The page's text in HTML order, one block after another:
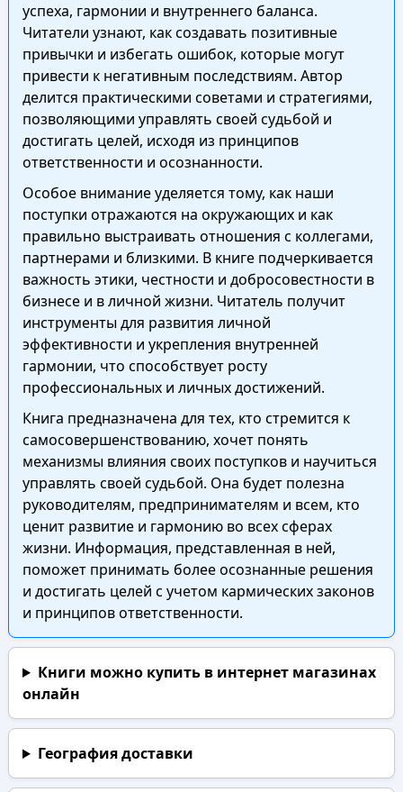
успеха, гармонии и внутреннего баланса.
Читатели узнают, как создавать позитивные
привычки и избегать ошибок, которые могут
привести к негативным последствиям. Автор
делится практическими советами и стратегиями,
позволяющими управлять своей судьбой и
достигать целей, исходя из принципов
ответственности и осознанности.
Особое внимание уделяется тому, как наши
поступки отражаются на окружающих и как
правильно выстраивать отношения с коллегами,
партнерами и близкими. В книге подчеркивается
важность этики, честности и добросовестности в
бизнесе и в личной жизни. Читатель получит
инструменты для развития личной
эффективности и укрепления внутренней
гармонии, что способствует росту
профессиональных и личных достижений.
Книга предназначена для тех, кто стремится к
самосовершенствованию, хочет понять
механизмы влияния своих поступков и научиться
управлять своей судьбой. Она будет полезна
руководителям, предпринимателям и всем, кто
ценит развитие и гармонию во всех сферах
жизни. Информация, представленная в ней,
поможет принимать более осознанные решения
и достигать целей с учетом кармических законов
и принципов ответственности.
Книги можно купить в интернет магазинах
онлайн
География доставки